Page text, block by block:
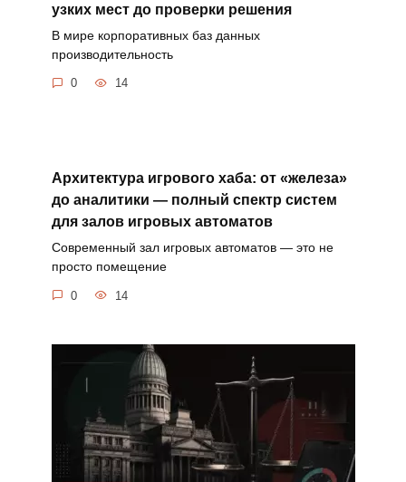
узких мест до проверки решения
В мире корпоративных баз данных
производительность
0 14
Архитектура игрового хаба: от «железа»
до аналитики — полный спектр систем
для залов игровых автоматов
Современный зал игровых автоматов — это не
просто помещение
0 14